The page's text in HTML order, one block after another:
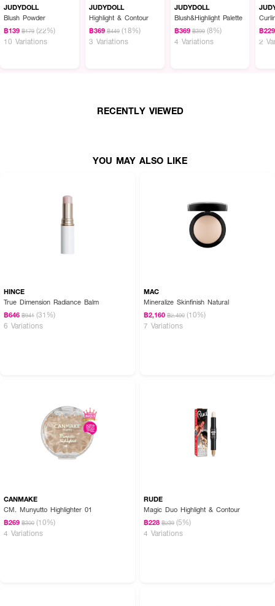
ความโกลว์แบบธรรมชาติ พร้อมเฉดสีคอนทัวร์ที่เกลี่ยง่าย ไม่เป็นปื้น เบลนด์แล้ว
แนบสนิทกับผิว ใช้ได้ทั้งแต่งหน้าโทนใสแบบเกาหลี และแต่งหน้าออกงานให้หน้าชัด
คอนทัวร์กรอบหน้าคมชัด จมูกดูโด่งขึ้นโดยไม่ต้องพึ่งแอพ เหมาะสำหรับทุกระดับ
ความชำนาญ ไม่ว่าจะเป็นมือใหม่หรือสายเมคอัพมือโปร
· เฉดสีที่เข้ากับโทนผิวคนเอเชียโดยเฉพาะ
· เหมาะกับลุคแต่งหน้าธรรมชาติหรือแต่งหน้าแน่น
· ใช้แปรงสำหรับไฮไลท์แตะเนื้อผลิตภัณฑ์แล้วปัดบริเวณสันจมูก โหนกแก้ม และหน้า
· ใช้หลังลงรองพื้นและแป้งเซ็ตเมคอัพแล้วเพื่อความติดทนนานตลอดวัน
JUDYDOLL
Blush Powder
฿139 ฿179 (22%)
10 Variations
JUDYDOLL
Highlight & Contour
฿369 ฿449 (18%)
3 Variations
JUDYDOLL
Blush&Highlight Palette
฿369 ฿399 (8%)
4 Variations
฿229
2
RECENTLY VIEWED
YOU MAY ALSO LIKE
HINCE
True Dimension Radiance Balm
฿646 ฿941 (31%)
6 Variations
MAC
Mineralize Skinfinish Natural
฿2,160 ฿2,400 (10%)
7 Variations
CANMAKE
CM. Munyutto Highlighter 01
฿269 ฿300 (10%)
4 Variations
RUDE
Magic Duo Highlight & Contour
฿228 ฿239 (5%)
4 Variations